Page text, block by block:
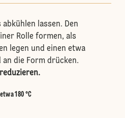
abkühlen lassen. Den
Rolle formen, als
legen und einen etwa
an die Form drücken.
etwa 180 °C